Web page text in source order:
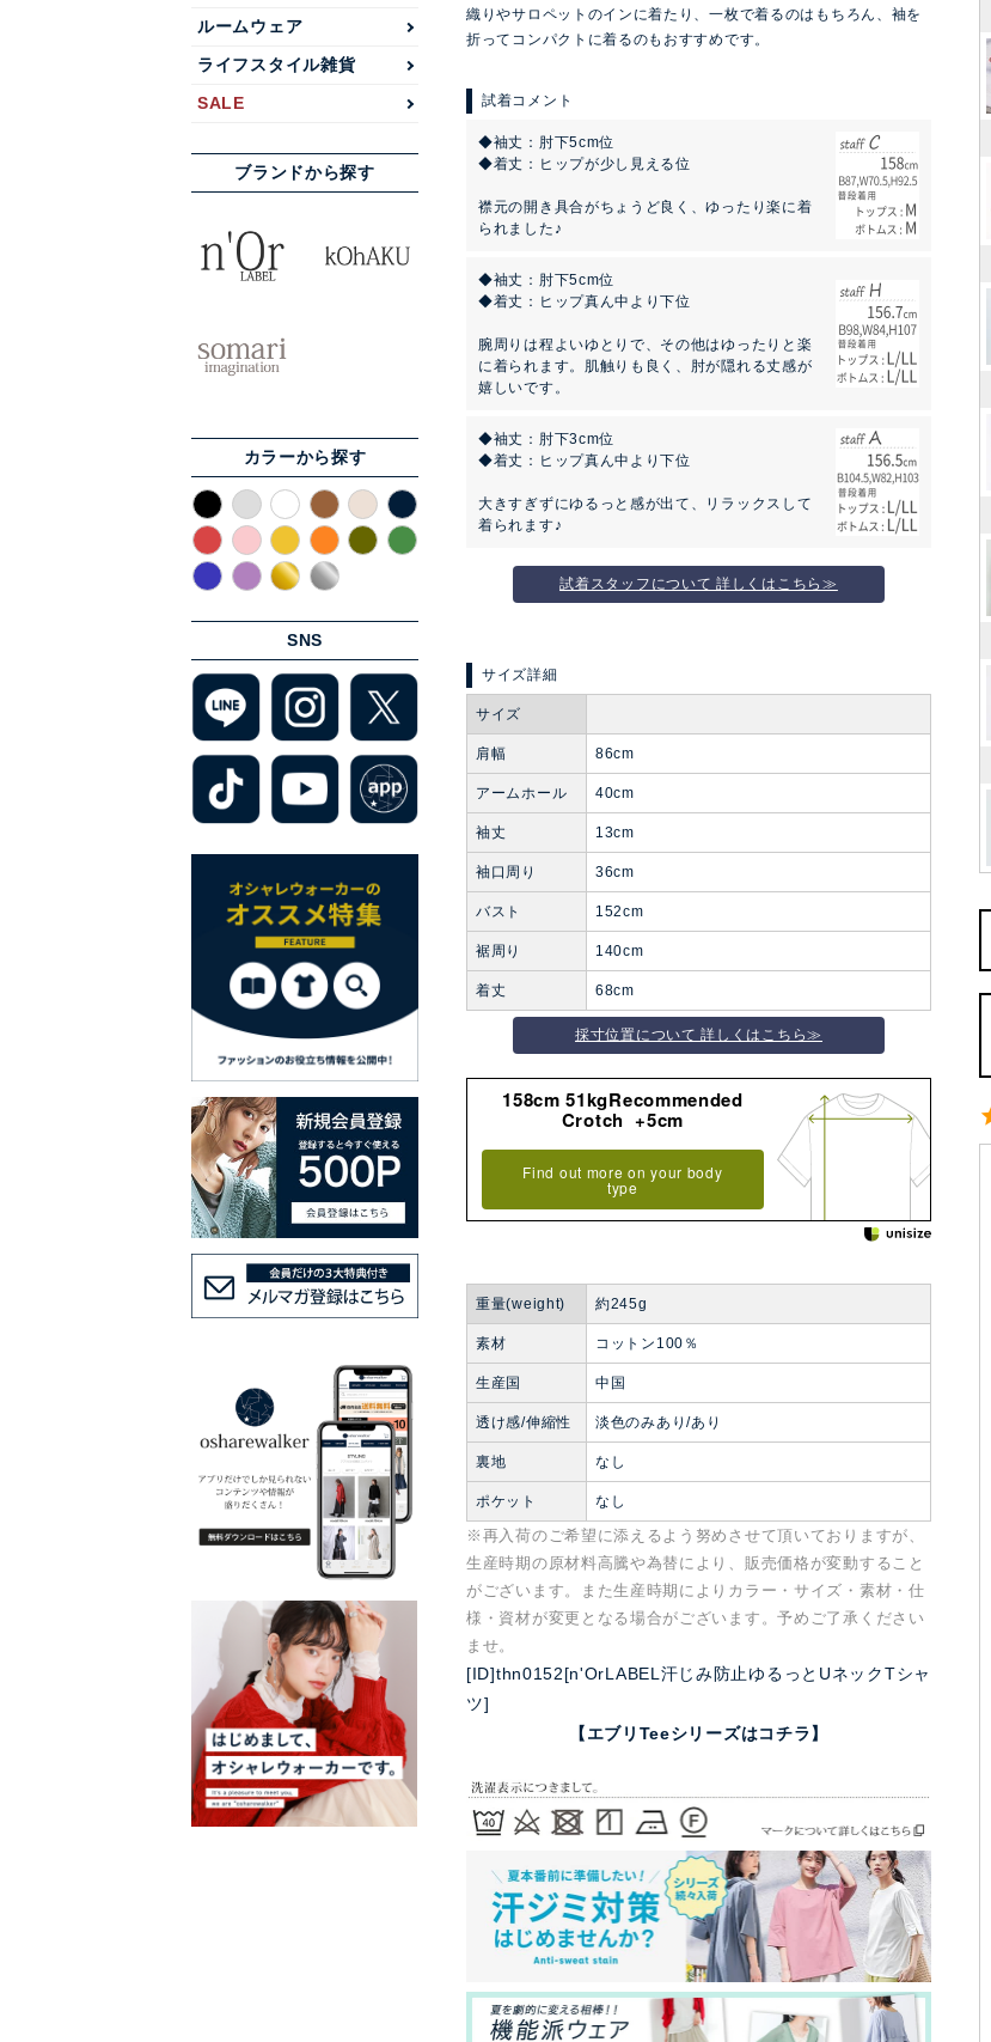
ルームウェア
ライフスタイル雑貨
SALE
ブランドから探す
カラーから探す
SNS
織りやサロペットのインに着たり、一枚で着るのはもちろん、袖を
折ってコンパクトに着るのもおすすめです。
◆袖丈：肘下5cm位
◆着丈：ヒップが少し見える位
襟元の開き具合がちょうど良く、ゆったり楽に着
られました♪
◆袖丈：肘下5cm位
◆着丈：ヒップ真ん中より下位
腕周りは程よいゆとりで、その他はゆったりと楽
に着られます。肌触りも良く、肘が隠れる丈感が
嬉しいです。
◆袖丈：肘下3cm位
◆着丈：ヒップ真ん中より下位
大きすぎずにゆるっと感が出て、リラックスして
着られます♪
試着スタッフについて 詳しくはこちら≫
サイズ
肩幅 86cm
アームホール 40cm
袖丈 13cm
袖口周り 36cm
バスト 152cm
裾周り 140cm
着丈 68cm
採寸位置について 詳しくはこちら≫
158cm 51kgRecommended
Crotch +5cm
Find out more on your body
type
重量(weight) 約245g
素材 コットン100％
生産国 中国
透け感/伸縮性 淡色のみあり/あり
裏地 なし
ポケット なし
※再入荷のご希望に添えるよう努めさせて頂いておりますが、
生産時期の原材料高騰や為替により、販売価格が変動すること
がございます。また生産時期によりカラー・サイズ・素材・仕
様・資材が変更となる場合がございます。予めご了承ください
ませ。
[ID]thn0152[n'OrLABEL汗じみ防止ゆるっとUネックTシャ
ツ]
【エブリTeeシリーズはコチラ】